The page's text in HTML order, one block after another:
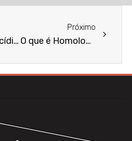
O que é Homicídio Culposo no Trânsito?
Próximo
O que é Homologação de Testamento?